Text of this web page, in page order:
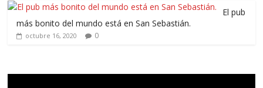
El pub
más bonito del mundo está en San Sebastián.
octubre 16, 2020 0